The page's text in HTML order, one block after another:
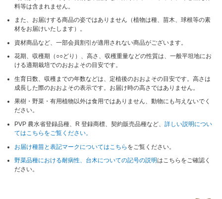
料等は含まれません。
また、お届けする商品の姿ではありません（植物は種、苗木、球根等の素
材をお届けいたします）。
資材商品など、一部会員割引が適用されない商品がございます。
花期、収穫期（○○どり）、高さ、収穫重量などの性質は、一般平坦地にお
ける適期栽培でのおおよその目安です。
生育日数、収穫までの年数などは、定植後のおおよその目安です。高さは
成長した際のおおよその表示です。お届け時の高さではありません。
果樹・野菜・有用植物以外は食用ではありません、動物にも与えないでく
ださい。
PVP 農水省登録品種、R 登録商標、契約販売品種など、詳しい説明につい
てはこちらをご覧ください。
お届け種苗と表記マークについてはこちら をご覧ください。
野菜品種における耐病性、台木についての記号の説明はこちらをご確認く
ださい。